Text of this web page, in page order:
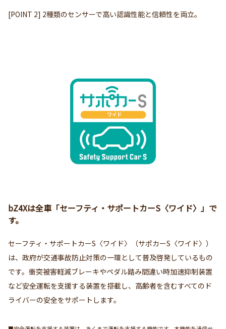
[POINT 2] 2種類のセンサーで高い認識性能と信頼性を両立。
bZ4Xは全車「セーフティ・サポートカーS〈ワイド〉」で
す。
セーフティ・サポートカーS〈ワイド〉（サポカーS〈ワイド〉）
は、政府が交通事故防止対策の一環として普及啓発しているもの
です。衝突被害軽減ブレーキやペダル踏み間違い時加速抑制装置
など安全運転を支援する装置を搭載し、高齢者を含むすべてのド
ライバーの安全をサポートします。